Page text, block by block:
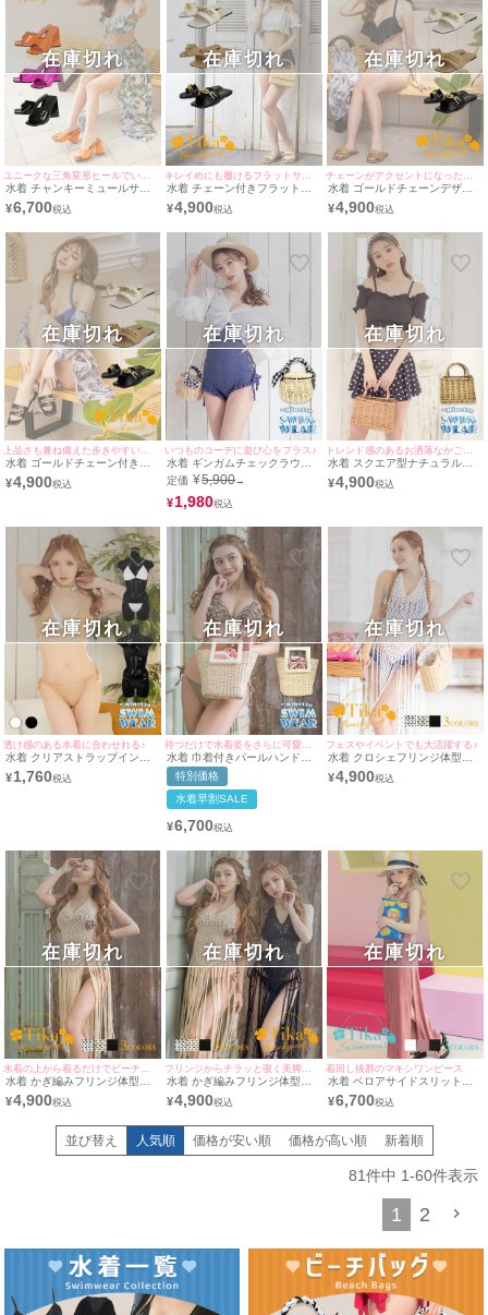
水着 チャンキーミュールサン
ダル
¥6,700
在庫切れ
水着 チェーン付きフラットサ
ンダル
¥4,900
在庫切れ
水着 ゴールドチェーンデザイ
ンフラットサンダル
¥4,900
在庫切れ
水着 ゴールドチェーン付きフ
ラットサンダル
¥4,900
在庫切れ
いつものコーデに遊び心をプラス♪
水着 ギンガムチェックラウン
ド型ショルダーかごバッグ
定価 ¥5,900→
¥1,980
在庫切れ
トレンド感のあるお洒落なかごバッグ♪
水着 スクエア型ナチュラルか
ごバッグ
¥4,900
在庫切れ
透け感のある水着に合わせれる♪
水着 クリアストラップインナ
ービキニ
¥1,760
在庫切れ
持つだけで水着姿をさらに可愛くグレードアップ♪
水着 巾着付きパールハンドル
かごバッグ
特別価格
水着早割SALE
¥6,700
在庫切れ
フェスやイベントでも大活躍する♪
水着 クロシェフリンジ体型カ
バーワンピース
¥4,900
在庫切れ
水着 かぎ編みフリンジ体型カ
バーワンピースホルターネック
ビキニ
¥4,900
在庫切れ
水着 かぎ編みフリンジ体型カ
バーワンピース
¥4,900
在庫切れ
着回し抜群のマキシワンピース
水着 ベロアサイドスリットマ
キシ丈体型カバーワンピース
¥6,700
在庫切れ
並び替え 人気順 価格が安い順 価格が高い順 新着順
81件中 1-60件表示
1 2